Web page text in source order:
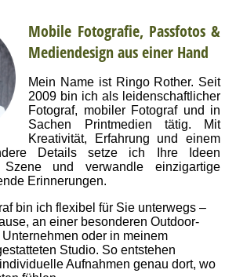
Mobile Fotografie, Passfotos &
Mediendesign aus einer Hand
Mein Name ist Ringo Rother. Seit
2009 bin ich als leidenschaftlicher
Fotograf, mobiler Fotograf und in
Sachen Printmedien tätig. Mit
Kreativität, Erfahrung und einem
Details setze ich Ihre Ideen
und verwandle einzigartige
Erinnerungen.
bin ich flexibel für Sie unterwegs –
an einer besonderen Outdoor-
oder in meinem
Studio. So entstehen
Aufnahmen genau dort, wo